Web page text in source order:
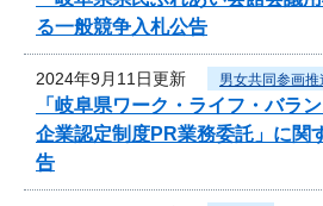
る一般競争入札公告
2024年9月11日更新 男女共同参画推
「岐阜県ワーク・ライフ・バラ
企業認定制度PR業務委託」に関
告